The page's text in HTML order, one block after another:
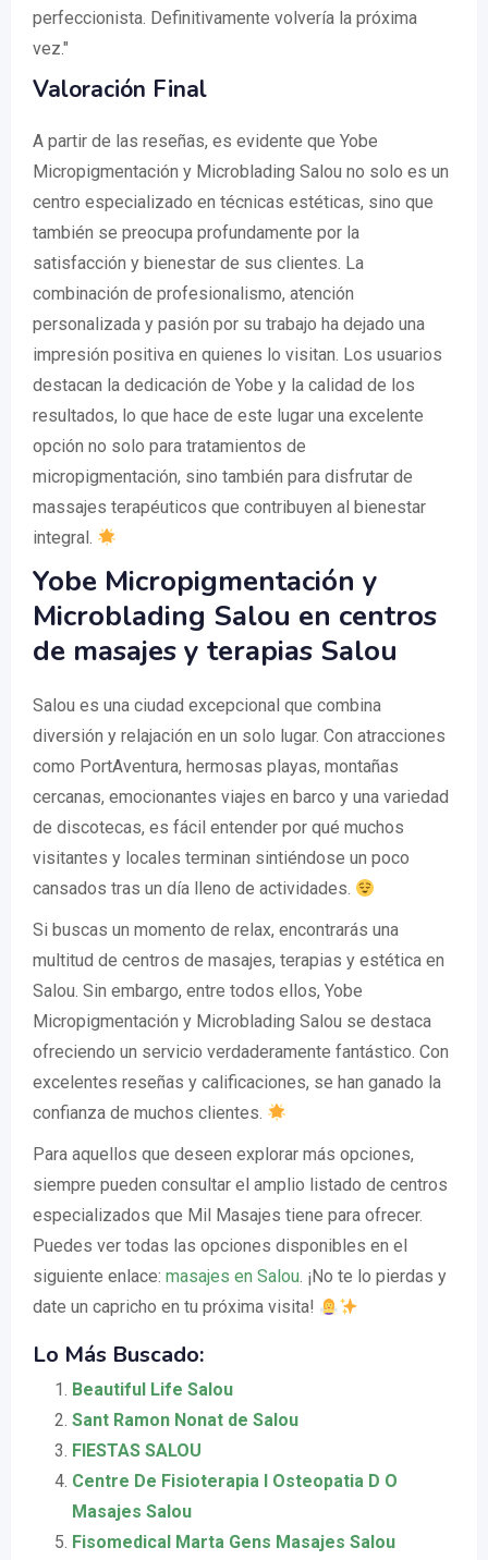
perfeccionista. Definitivamente volvería la próxima
vez."
Valoración Final
A partir de las reseñas, es evidente que Yobe
Micropigmentación y Microblading Salou no solo es un
centro especializado en técnicas estéticas, sino que
también se preocupa profundamente por la
satisfacción y bienestar de sus clientes. La
combinación de profesionalismo, atención
personalizada y pasión por su trabajo ha dejado una
impresión positiva en quienes lo visitan. Los usuarios
destacan la dedicación de Yobe y la calidad de los
resultados, lo que hace de este lugar una excelente
opción no solo para tratamientos de
micropigmentación, sino también para disfrutar de
massajes terapéuticos que contribuyen al bienestar
integral.
Yobe Micropigmentación y
Microblading Salou en centros
de masajes y terapias Salou
Salou es una ciudad excepcional que combina
diversión y relajación en un solo lugar. Con atracciones
como PortAventura, hermosas playas, montañas
cercanas, emocionantes viajes en barco y una variedad
de discotecas, es fácil entender por qué muchos
visitantes y locales terminan sintiéndose un poco
cansados tras un día lleno de actividades.
Si buscas un momento de relax, encontrarás una
multitud de centros de masajes, terapias y estética en
Salou. Sin embargo, entre todos ellos, Yobe
Micropigmentación y Microblading Salou se destaca
ofreciendo un servicio verdaderamente fantástico. Con
excelentes reseñas y calificaciones, se han ganado la
confianza de muchos clientes.
Para aquellos que deseen explorar más opciones,
siempre pueden consultar el amplio listado de centros
especializados que Mil Masajes tiene para ofrecer.
Puedes ver todas las opciones disponibles en el
siguiente enlace: masajes en Salou. ¡No te lo pierdas y
date un capricho en tu próxima visita!
Lo Más Buscado:
Beautiful Life Salou
Sant Ramon Nonat de Salou
FIESTAS SALOU
Centre De Fisioterapia I Osteopatia D O
Masajes Salou
Fisomedical Marta Gens Masajes Salou